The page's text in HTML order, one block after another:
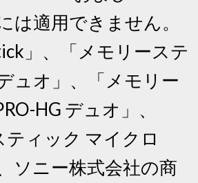
は適用できません。
」、「メモリーステ
ュオ」、「メモリー
HG デュオ」、
ティック マイクロ
ソニー株式会社の商